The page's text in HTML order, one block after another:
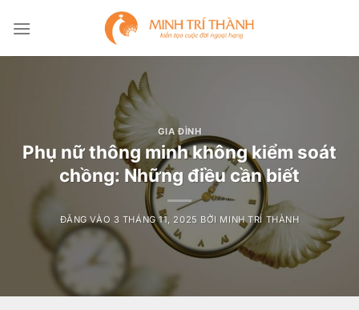
qua
GIA ĐÌNH
Phụ nữ thông minh không kiểm soát
chồng: Những điều cần biết
ĐĂNG VÀO 3 THÁNG 11, 2025 BỞI MINH TRÍ THÀNH